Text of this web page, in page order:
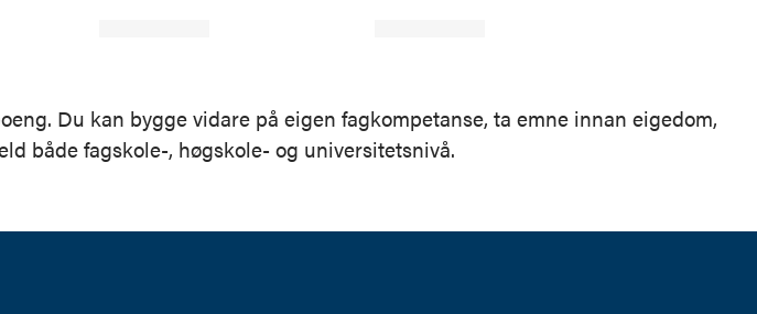
Du kan bygge vidare på eigen fagkompetanse, ta emne innan eigedom,
både fagskole-, høgskole- og universitetsnivå.